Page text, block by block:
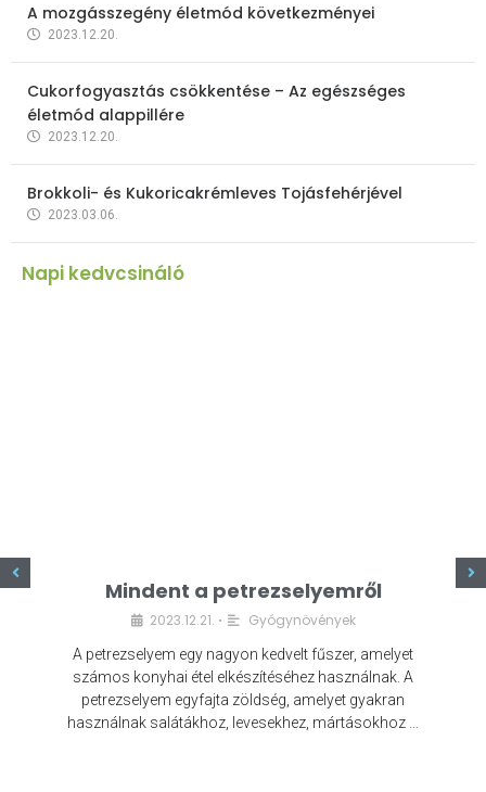
A mozgásszegény életmód következményei
2023.12.20.
Cukorfogyasztás csökkentése – Az egészséges
életmód alappillére
2023.12.20.
Brokkoli- és Kukoricakrémleves Tojásfehérjével
2023.03.06.
Napi kedvcsináló
Mindent a petrezselyemről
2023.12.21. • Gyógynövények
A petrezselyem egy nagyon kedvelt fűszer, amelyet
számos konyhai étel elkészítéséhez használnak. A
petrezselyem egyfajta zöldség, amelyet gyakran
használnak salátákhoz, levesekhez, mártásokhoz …